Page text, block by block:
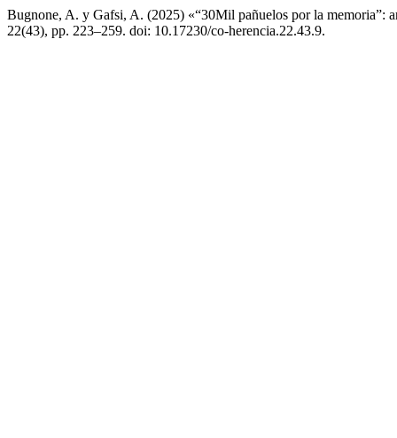
Bugnone, A. y Gafsi, A. (2025) «“30Mil pañuelos por la memoria”:
22(43), pp. 223–259. doi: 10.17230/co-herencia.22.43.9.